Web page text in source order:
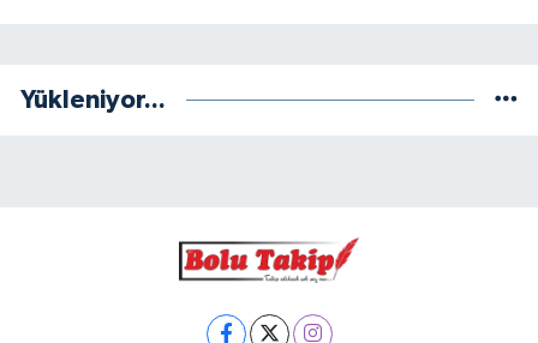
Yükleniyor...